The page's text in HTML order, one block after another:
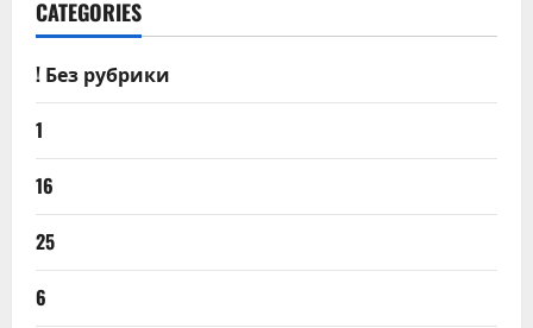
CATEGORIES
! Без рубрики
1
16
25
6